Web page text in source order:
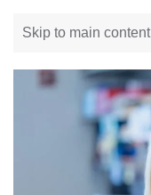
Skip to main content